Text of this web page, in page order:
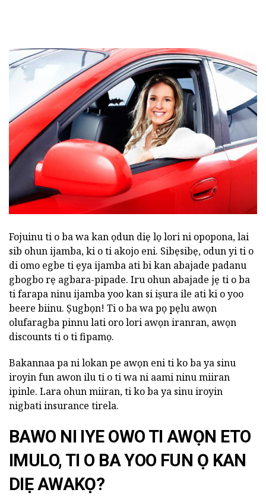
Fojuinu ti o ba wa kan ọdun diẹ lọ lori ni opopona, lai
sib ohun ijamba, ki o ti akojo eni. Sibẹsibẹ, odun yi ti o
di omo egbe ti ẹya ijamba ati bi kan abajade padanu
gbogbo rẹ agbara-pipade. Iru ohun abajade jẹ ti o ba
ti farapa ninu ijamba yoo kan si iṣura ile ati ki o yoo
beere biinu. Ṣugbọn! Ti o ba wa pọ pẹlu awọn
olufaragba pinnu lati oro lori awọn iranran, awọn
discounts ti o ti fipamọ.
Bakannaa pa ni lokan pe awọn eni ti ko ba ya sinu
iroyin fun awon ilu ti o ti wa ni aami ninu miiran
ipinle. Lara ohun miiran, ti ko ba ya sinu iroyin
nigbati insurance tirela.
BAWO NI IYE OWO TI AWỌN ETO
IMULO, TI O BA YOO FUN Ọ KAN
DIẸ AWAKỌ?